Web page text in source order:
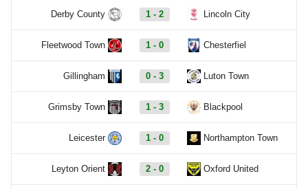
Derby County 1 - 2 Lincoln City
Fleetwood Town 1 - 0 Chesterfiel
Gillingham 0 - 3 Luton Town
Grimsby Town 1 - 3 Blackpool
Leicester 1 - 0 Northampton Town
Leyton Orient 2 - 0 Oxford United